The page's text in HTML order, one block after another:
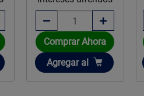
Comprar Ahora
Añadir
Agregar al